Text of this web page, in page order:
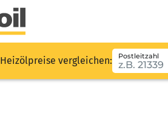
Heizölpreise vergleichen: Postleitzahl